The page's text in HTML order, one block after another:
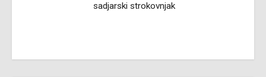
sadjarski strokovnjak